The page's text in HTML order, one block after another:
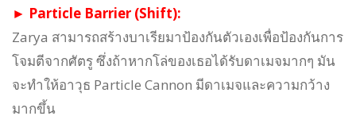
► Particle Barrier (Shift):
Zarya สามารถสร้างบาเรียมาป้องกันตัวเองเพื่อป้องกันการ
โจมตีจากศัตรู ซึ่งถ้าหากโล่ของเธอได้รับดาเมจมากๆ มัน
จะทำให้อาวุธ Particle Cannon มีดาเมจและความกว้าง
มากขึ้น